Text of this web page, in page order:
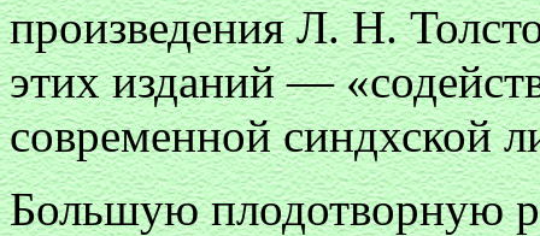
произведения Л. Н.
этих изданий —
современной синдхской
Большую плодотворную